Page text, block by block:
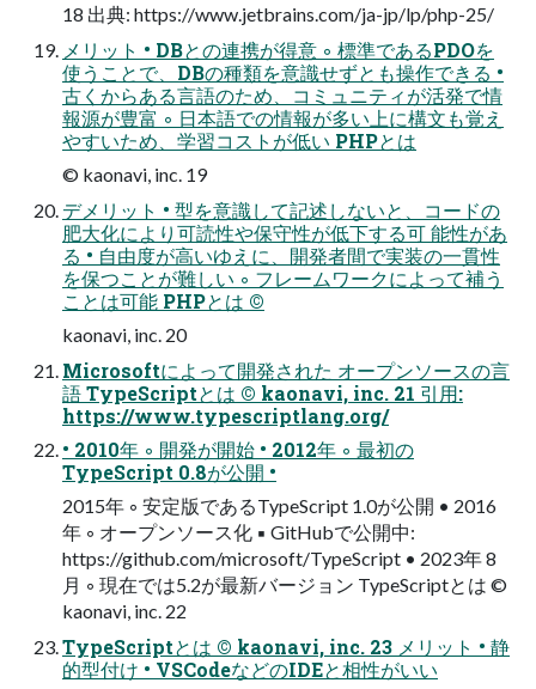
18 出典: https://www.jetbrains.com/ja-jp/lp/php-25/
メリット • DBとの連携が得意 ◦ 標準であるPDOを
使うことで、DBの種類を意識せずとも操作できる •
古くからある言語のため、コミュニティが活発で情
報源が豊富 ◦ 日本語での情報が多い上に構文も覚え
やすいため、学習コストが低い PHPとは
© kaonavi, inc. 19
デメリット • 型を意識して記述しないと、コードの
肥大化により可読性や保守性が低下する可 能性があ
る • 自由度が高いゆえに、開発者間で実装の一貫性
を保つことが難しい ◦ フレームワークによって補う
ことは可能 PHPとは ©
kaonavi, inc. 20
Microsoftによって開発された オープンソースの言
語 TypeScriptとは © kaonavi, inc. 21 引用:
https://www.typescriptlang.org/
• 2010年 ◦ 開発が開始 • 2012年 ◦ 最初の
TypeScript 0.8が公開 •
2015年 ◦ 安定版であるTypeScript 1.0が公開 • 2016
年 ◦ オープンソース化 ▪ GitHubで公開中:
https://github.com/microsoft/TypeScript • 2023年 8
月 ◦ 現在では5.2が最新バージョン TypeScriptとは ©
kaonavi, inc. 22
TypeScriptとは © kaonavi, inc. 23 メリット • 静
的型付け • VSCodeなどのIDEと相性がいい